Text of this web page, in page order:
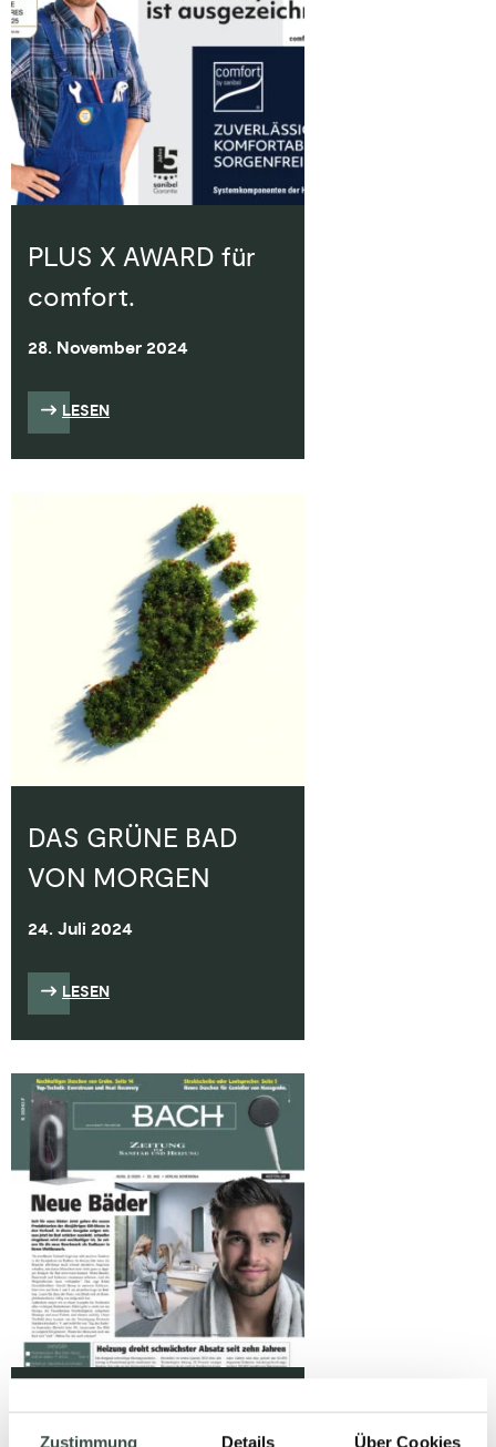
Zustimmung Details Über Cookies
PLUS X AWARD für
comfort.
28. November 2024
LESEN
DAS GRÜNE BAD
VON MORGEN
24. Juli 2024
LESEN
SHK-TRENDS FÜR